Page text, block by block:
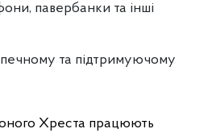
павербанки та інші
та підтримуючому
Хреста працюють